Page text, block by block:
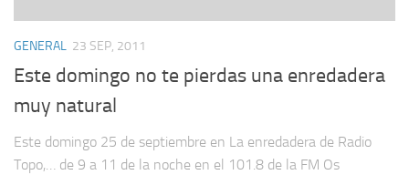
GENERAL 23 SEP, 2011
Este domingo no te pierdas una enredadera
muy natural
Este domingo 25 de septiembre en La enredadera de Radio
Topo,… de 9 a 11 de la noche en el 101.8 de la FM Os